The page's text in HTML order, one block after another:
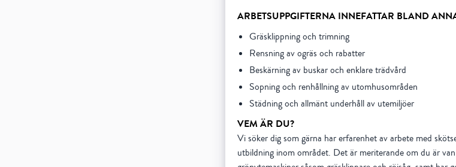
ARBETSUPPGIFTERNA INNEFATTAR BLAND
Gräsklippning och trimning
Rensning av ogräs och rabatter
Beskärning av buskar och enklare trädvård
Sopning och renhållning av utomhusområden
Städning och allmänt underhåll av utemiljöer
VEM ÄR DU?
Vi söker dig som gärna har erfarenhet av arbete med
utbildning inom området. Det är meriterande om du är